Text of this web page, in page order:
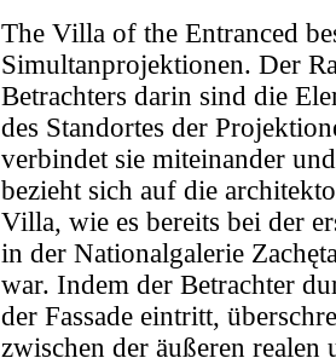
The Villa of the Entranced
Simultanprojektionen. Der
Betrachters darin sind die
des Standortes der
verbindet sie miteinander
bezieht sich auf die
Villa, wie es bereits bei der
in der Nationalgalerie
war. Indem der Betrachter
der Fassade eintritt,
zwischen der äußeren